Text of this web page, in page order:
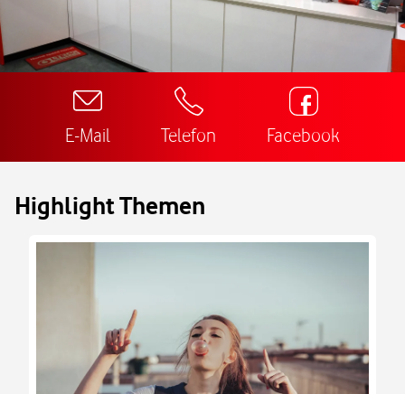
E-Mail Telefon Facebook
Highlight Themen